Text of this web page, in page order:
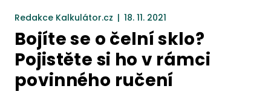
Redakce Kalkulátor.cz | 18. 11. 2021
Bojíte se o čelní sklo?
Pojistěte si ho v rámci
povinného ručení